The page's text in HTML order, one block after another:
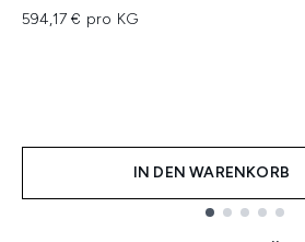
594,17 € pro KG
IN DEN WARENKORB